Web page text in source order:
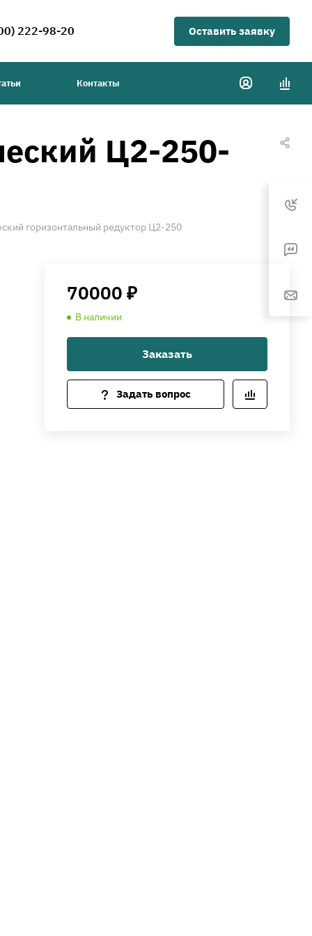
222-98-20 Оставить заявку
Контакты
Ц2-250-
горизонтальный редуктор Ц2-250
70000 ₽
В наличии
Заказать
Задать вопрос